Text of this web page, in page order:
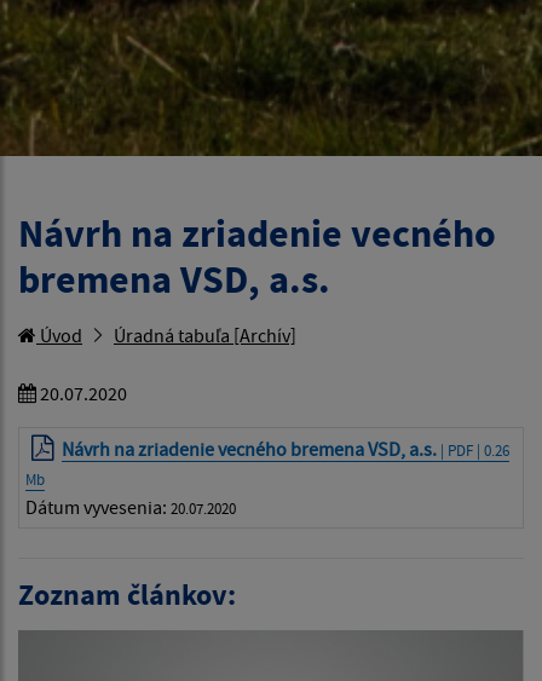
Návrh na zriadenie vecného
bremena VSD, a.s.
Úvod Úradná tabuľa [Archív]
20.07.2020
Návrh na zriadenie vecného bremena VSD, a.s. | PDF | 0.26
Mb
Dátum vyvesenia: 20.07.2020
Zoznam článkov: